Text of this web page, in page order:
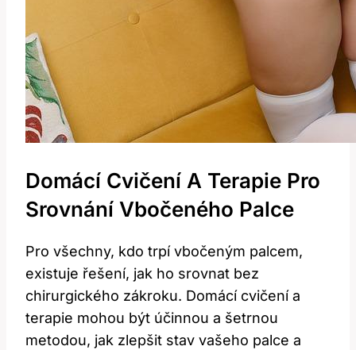
Domácí Cvičení A Terapie Pro
Srovnání Vbočeného Palce
Pro všechny, kdo trpí vbočeným palcem,
existuje řešení, jak ho srovnat bez
chirurgického zákroku. Domácí cvičení a
terapie mohou být účinnou a šetrnou
metodou, jak zlepšit stav vašeho palce a